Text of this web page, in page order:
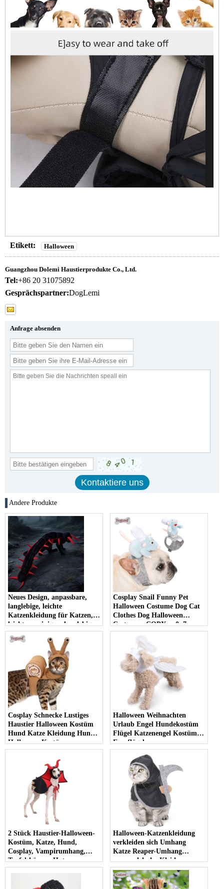
Etikett: Halloween
Guangzhou Dolemi Haustierprodukte Co., Ltd.
Tel:+86 20 31075892
Gesprächspartner:DogLemi
Anfrage absenden
Andere Produkte
Neues Design, anpassbare,
langlebige, leichte
Katzenkleidung für Katzen,
leicht zu reinigen, langlebiges
Halloween-Tausendfüßler-
Kostüm für Haustiere
Cosplay Snail Funny Pet
Halloween Costume Dog Cat
Clothes Dog Halloween
Costume - COPY - r0p7ra
Cosplay Schnecke Lustiges
Haustier Halloween Kostüm
Hund Katze Kleidung Hund
Halloween Kostüm
Halloween Weihnachten
Urlaub Engel Hundekostüm
Flügel Katzenengel Kostüm
Feenflügel
2 Stück Haustier-Halloween-
Kostüm, Katze, Hund,
Cosplay, Vampirumhang,
Teufelshörner, Hut,
Halloween-Party, Haustier-
Halloween-Katzenkleidung
verkleiden sich Umhang
Katze Reaper-Umhang
verwandelndes Kleid
waschbares Haustier
Halloween-Kleidung Reaper
verwandelndes Party-nettes